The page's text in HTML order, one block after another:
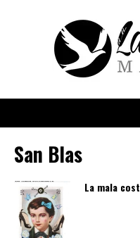
San Blas
La mala